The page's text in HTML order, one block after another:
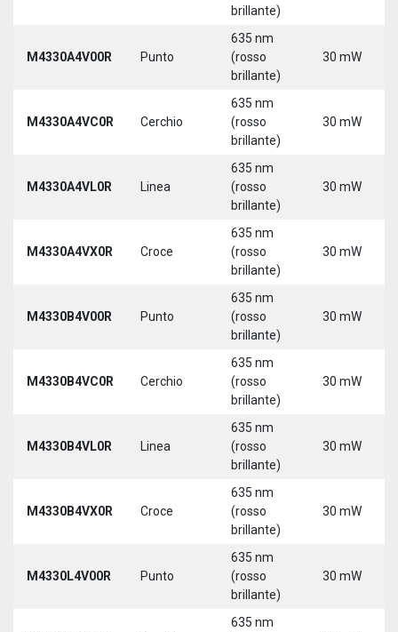
brillante)
M4330A4V00R Punto
635 nm
(rosso
brillante)
30 mW
M4330A4VC0R Cerchio
635 nm
(rosso
brillante)
30 mW
M4330A4VL0R Linea
635 nm
(rosso
brillante)
30 mW
M4330A4VX0R Croce
635 nm
(rosso
brillante)
30 mW
M4330B4V00R Punto
635 nm
(rosso
brillante)
30 mW
M4330B4VC0R Cerchio
635 nm
(rosso
brillante)
30 mW
M4330B4VL0R Linea
635 nm
(rosso
brillante)
30 mW
M4330B4VX0R Croce
635 nm
(rosso
brillante)
30 mW
M4330L4V00R Punto
635 nm
(rosso
brillante)
30 mW
635 nm